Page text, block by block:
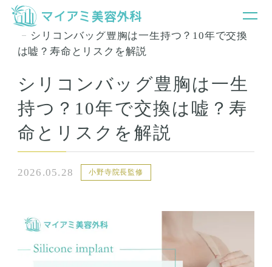
銀座マイアミ美容外科TOP
お知らせ＆コラム
シリコンバッグ豊胸は一生持つ？10年で交換
は嘘？寿命とリスクを解説
シリコンバッグ豊胸は一生
持つ？10年で交換は嘘？寿
命とリスクを解説
2026.05.28 小野寺院長監修